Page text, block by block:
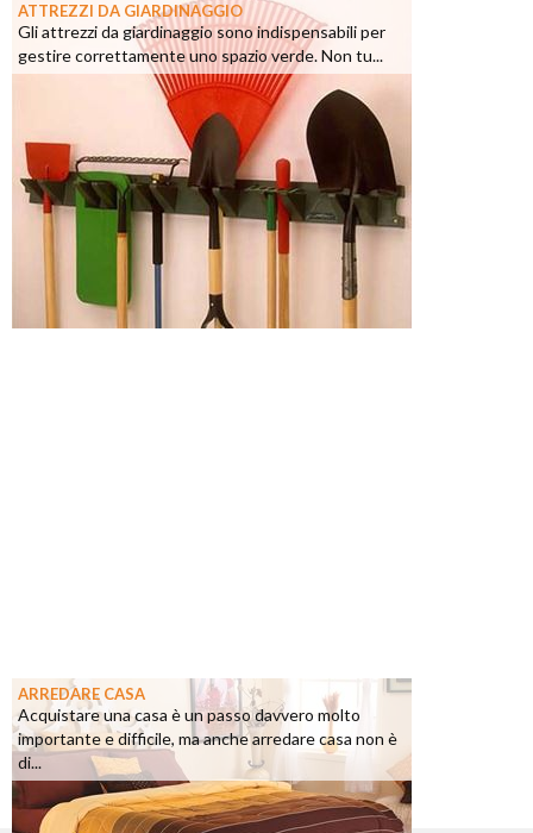
ATTREZZI DA GIARDINAGGIO
Gli attrezzi da giardinaggio sono indispensabili per
gestire correttamente uno spazio verde. Non tu...
ARREDARE CASA
Acquistare una casa è un passo davvero molto
importante e difficile, ma anche arredare casa non è
di...